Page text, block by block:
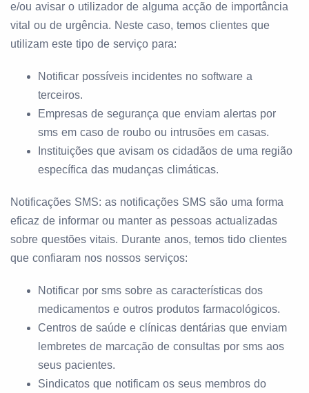
e/ou avisar o utilizador de alguma acção de importância
vital ou de urgência. Neste caso, temos clientes que
utilizam este tipo de serviço para:
Notificar possíveis incidentes no software a
terceiros.
Empresas de segurança que enviam alertas por
sms em caso de roubo ou intrusões em casas.
Instituições que avisam os cidadãos de uma região
específica das mudanças climáticas.
Notificações SMS: as notificações SMS são uma forma
eficaz de informar ou manter as pessoas actualizadas
sobre questões vitais. Durante anos, temos tido clientes
que confiaram nos nossos serviços:
Notificar por sms sobre as características dos
medicamentos e outros produtos farmacológicos.
Centros de saúde e clínicas dentárias que enviam
lembretes de marcação de consultas por sms aos
seus pacientes.
Sindicatos que notificam os seus membros do